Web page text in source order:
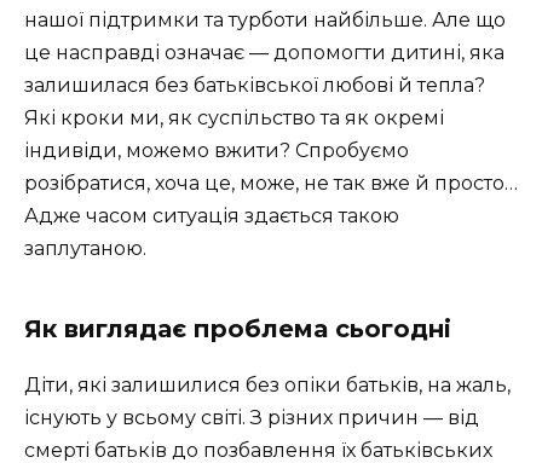
нашої підтримки та турботи найбільше. Але що
це насправді означає — допомогти дитині, яка
залишилася без батьківської любові й тепла?
Які кроки ми, як суспільство та як окремі
індивіди, можемо вжити? Спробуємо
розібратися, хоча це, може, не так вже й просто…
Адже часом ситуація здається такою
заплутаною.
Як виглядає проблема сьогодні
Діти, які залишилися без опіки батьків, на жаль,
існують у всьому світі. З різних причин — від
смерті батьків до позбавлення їх батьківських